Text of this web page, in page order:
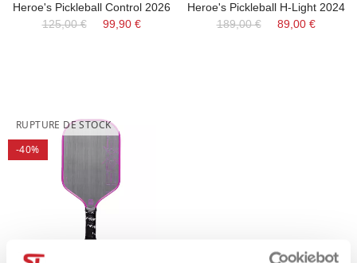
Heroe's Pickleball Control 2026
125,00 €
99,90 €
Heroe's Pickleball H-Light 2024
189,00 €
89,00 €
RUPTURE DE STOCK
-40%